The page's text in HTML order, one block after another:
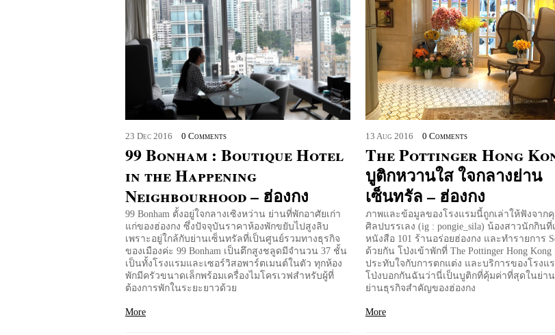
23 Dec 2016 0 Comments
99 Bonham : Boutique Hotel
in the Happening
Neighbourhood – ฮ่องกง
99 Bonham ตั้งอยู่ใจกลางเซิงหว่าน ย่านที่พักอาศัยเก่า
แก่ของฮ่องกง ซึ่งปัจจุบันราคาห้องพักขยับไปสูงลิบ
เพราะอยู่ใกล้กับย่านเซ็นทรัลที่เป็นศูนย์รวมทางธุรกิจ
ของเมืองค่ะ 99 Bonham เป็นตึกสูงชลูดมีจำนวน 37 ชั้น
เป็นทั้งโรงแรมและเซอร์วิสอพาร์ตเมนต์ในตัว ทุกห้อง
พักมีครัวขนาดเล็กพร้อมเครื่องไมโครเวฟสำหรับผู้ที่
ต้องการพักในระยะยาวด้วย
More
13 Aug 2016 0 Comments
The Pottinger Hong
บูติกหวานใส ใจกลางย่าน
เซ็นทรัล – ฮ่องกง
ภาพและข้อมูลของโรงแรมนี้ถูกเล่าให้ฟังจาก
ศิลปบรรเลง (ig : pongie_sila) น้องสาวนักกินที่
หนังสือ 101 ร้านอร่อยฮ่องกง และทำรายการ
ด้วยกัน โป่งเข้าพักที่ The Pottinger Hong Kong
ประทับใจกับการตกแต่ง และบริการของโรงแ
โป่งบอกกันฉันว่านี่เป็นบูติกที่คุ้มค่าที่สุดในย่า
ย่านธุรกิจสำคัญของฮ่องกง
More